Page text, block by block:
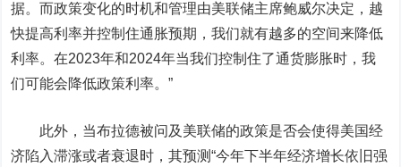
据。而政策变化的时机和管理由美联储主席鲍威尔决定，越
快提高利率并控制住通胀预期，我们就有越多的空间来降低
利率。在2023年和2024年当我们控制住了通货膨胀时，我
们可能会降低政策利率。”
此外，当布拉德被问及美联储的政策是否会使得美国经
济陷入滞涨或者衰退时，其预测“今年下半年经济增长依旧强